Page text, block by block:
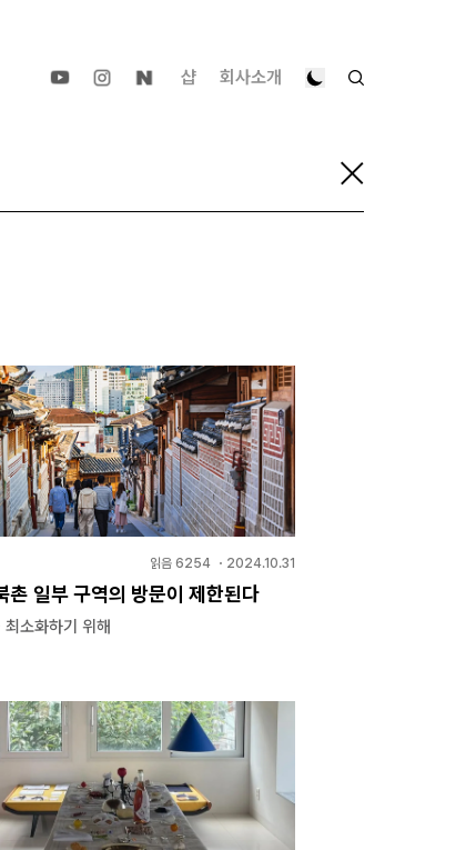
샵 회사소개
읽음 6254・ 2024.10.31
촌 일부 구역의 방문이 제한된다
소화하기 위해